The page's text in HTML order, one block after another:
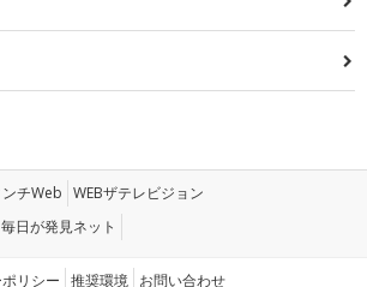
チWeb WEBザテレビジョン
毎日が発見ネット
リシー 推奨環境 お問い合わせ